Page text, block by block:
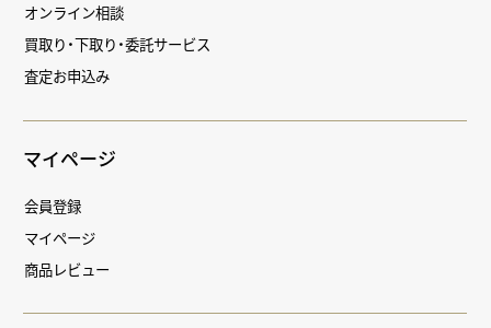
オンライン相談
買取り・下取り・委託サービス
査定お申込み
マイページ
会員登録
マイページ
商品レビュー